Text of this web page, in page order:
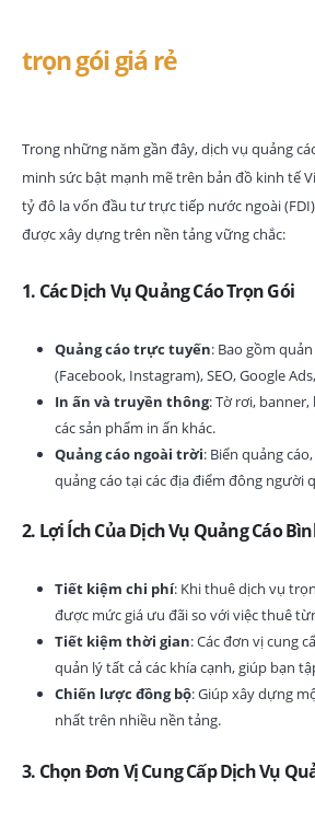
trọn gói giá rẻ
Trong những năm gần đây, dịch vụ quảng
minh sức bật mạnh mẽ trên bản đồ kinh tế
tỷ đô la vốn đầu tư trực tiếp nước ngoài
được xây dựng trên nền tảng vững chắc:
1. Các Dịch Vụ Quảng Cáo Trọn Gói
Quảng cáo trực tuyến: Bao gồm
(Facebook, Instagram), SEO, Google
In ấn và truyền thông: Tờ rơi,
các sản phẩm in ấn khác.
Quảng cáo ngoài trời: Biển quảng
quảng cáo tại các địa điểm đông người
2. Lợi Ích Của Dịch Vụ Quảng Cáo
Tiết kiệm chi phí: Khi thuê dịch vụ
được mức giá ưu đãi so với việc thuê
Tiết kiệm thời gian: Các đơn vị cung
quản lý tất cả các khía cạnh, giúp bạn
Chiến lược đồng bộ: Giúp xây dựng
nhất trên nhiều nền tảng.
3. Chọn Đơn Vị Cung Cấp Dịch Vụ